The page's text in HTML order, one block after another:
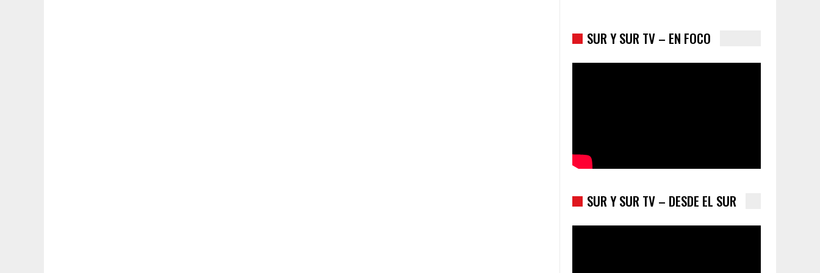
SUR Y SUR TV – EN FOCO
SUR Y SUR TV – DESDE EL SUR